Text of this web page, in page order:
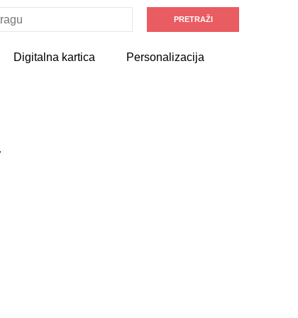
Digitalna kartica Personalizacija